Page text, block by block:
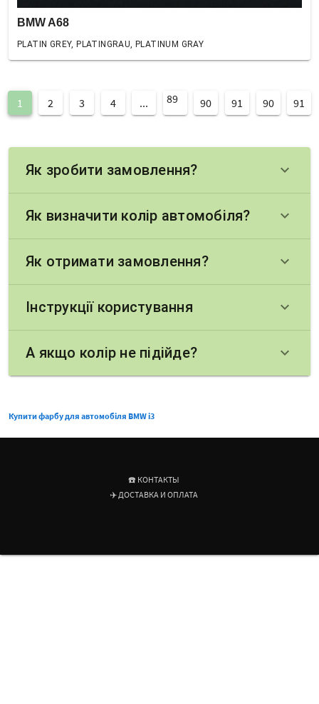
BMW A68
PLATIN GREY, PLATINGRAU, PLATINUM GRAY
1 2 3 4 ... 89 90 91 90 91
Як зробити замовлення? keyboard_arrow_down
Як визначити колір автомобіля? keyboard_arrow_down
Як отримати замовлення? keyboard_arrow_down
Інструкції користування keyboard_arrow_down
А якщо колір не підійде? keyboard_arrow_down
Купити фарбу для автомобіля BMW i3
☎️ КОНТАКТЫ
✈️ ДОСТАВКА И ОПЛАТА